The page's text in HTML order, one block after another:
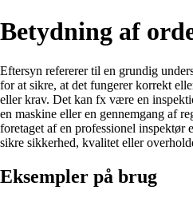
Betydning af
Eftersyn refererer til en grundig
for at sikre, at det fungerer korrekt
eller krav. Det kan fx være en
en maskine eller en gennemgang af
foretaget af en professionel inspektør
sikre sikkerhed, kvalitet eller
Eksempler på brug